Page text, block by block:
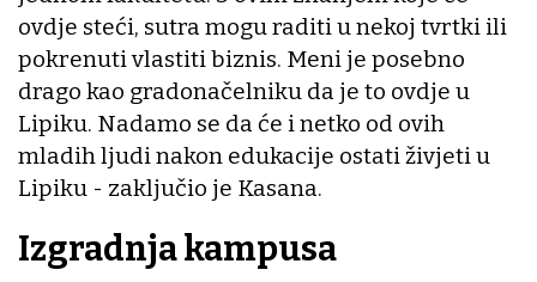
ovdje steći, sutra mogu raditi u nekoj tvrtki ili
pokrenuti vlastiti biznis. Meni je posebno
drago kao gradonačelniku da je to ovdje u
Lipiku. Nadamo se da će i netko od ovih
mladih ljudi nakon edukacije ostati živjeti u
Lipiku - zaključio je Kasana.
Izgradnja kampusa